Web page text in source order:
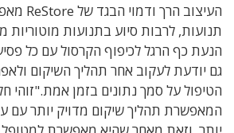
העיצוב הרך ודמוי הבגד של ReStore
תנועות, לרבות סיוע בתנועות מוטוריות
הנעת כף הרגל לכיפוף הקרסול עם כל
גם יודעת לעקוב אחר תהליך השיקום
הטיפול על סמך נתונים בזמן אמת."זוהי
המאפשרת תהליך שיקום מדויק יותר עם